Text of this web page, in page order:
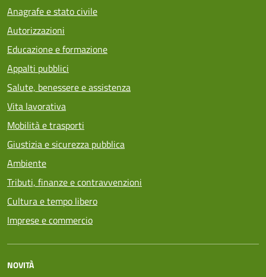
Anagrafe e stato civile
Autorizzazioni
Educazione e formazione
Appalti pubblici
Salute, benessere e assistenza
Vita lavorativa
Mobilità e trasporti
Giustizia e sicurezza pubblica
Ambiente
Tributi, finanze e contravvenzioni
Cultura e tempo libero
Imprese e commercio
NOVITÀ